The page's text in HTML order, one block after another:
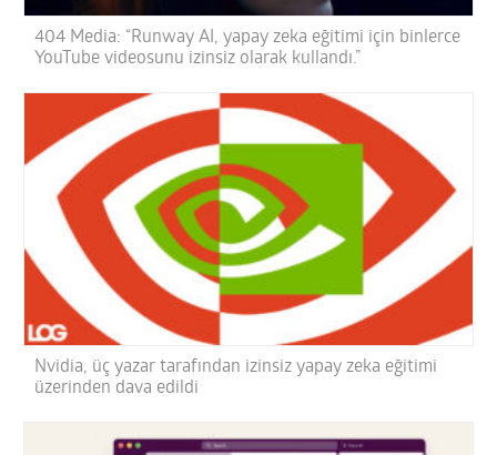
404 Media: “Runway AI, yapay zeka eğitimi için binlerce
YouTube videosunu izinsiz olarak kullandı.”
Nvidia, üç yazar tarafından izinsiz yapay zeka eğitimi
üzerinden dava edildi